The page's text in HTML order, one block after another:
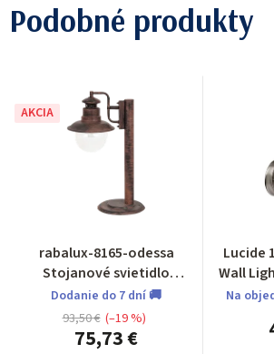
Podobné produkty
AKCIA
rabalux-8165-odessa
Stojanové svietidlo
vonkajšie
Dodanie do 7 dní 🚚
75,73 €
93,50 € (–19 %)
Lucide
Wall Light IP44
Na